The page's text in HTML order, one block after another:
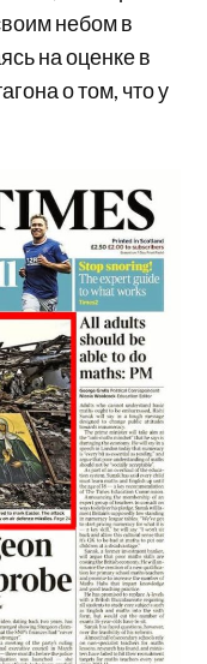
небом в
на оценке в
о том, что у